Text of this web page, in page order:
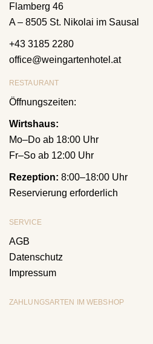
Flamberg 46
A – 8505 St. Nikolai im Sausal
+43 3185 2280
office@weingartenhotel.at
RESTAURANT
Öffnungszeiten:
Wirtshaus:
Mo–Do ab 18:00 Uhr
Fr–So ab 12:00 Uhr
Rezeption: 8:00–18:00 Uhr
Reservierung erforderlich
SERVICE
AGB
Datenschutz
Impressum
ZAHLUNGSARTEN IM WEBSHOP